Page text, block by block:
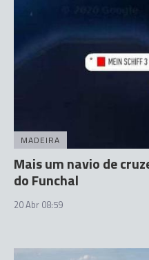
MADEIRA
Mais um navio de
do Funchal
20 Abr 08:59